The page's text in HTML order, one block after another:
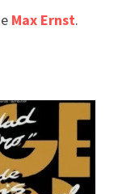
Max Ernst.